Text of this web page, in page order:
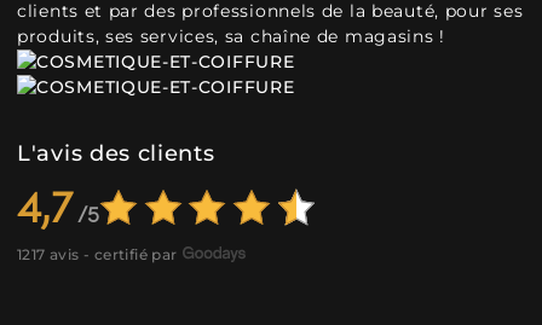
clients et par des professionnels de la beauté, pour ses
produits, ses services, sa chaîne de magasins !
L'avis des clients
4,7
1217 avis - certifié par